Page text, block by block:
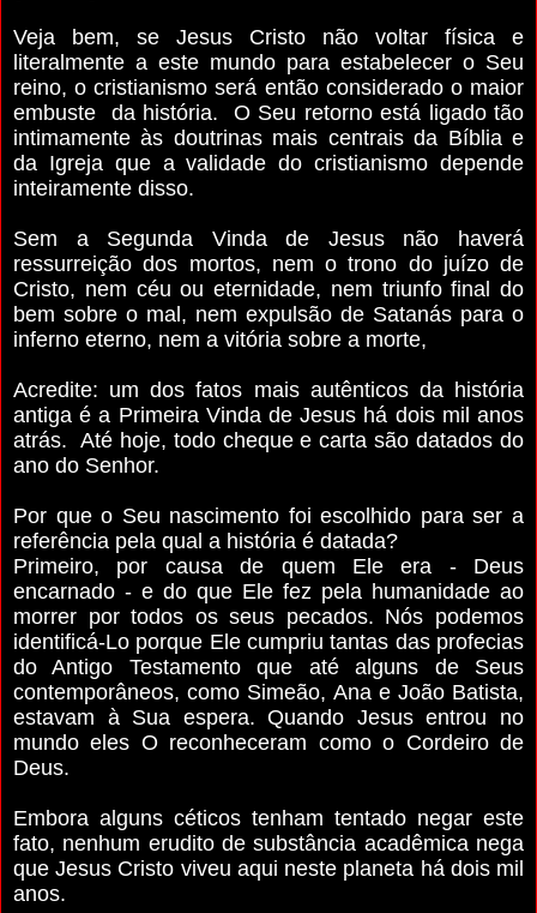
Veja bem, se Jesus Cristo não voltar física e
literalmente a este mundo para estabelecer o Seu
reino, o cristianismo será então considerado o maior
embuste da história. O Seu retorno está ligado tão
intimamente às doutrinas mais centrais da Bíblia e
da Igreja que a validade do cristianismo depende
inteiramente disso.
Sem a Segunda Vinda de Jesus não haverá
ressurreição dos mortos, nem o trono do juízo de
Cristo, nem céu ou eternidade, nem triunfo final do
bem sobre o mal, nem expulsão de Satanás para o
inferno eterno, nem a vitória sobre a morte,
Acredite: um dos fatos mais autênticos da história
antiga é a Primeira Vinda de Jesus há dois mil anos
atrás. Até hoje, todo cheque e carta são datados do
ano do Senhor.
Por que o Seu nascimento foi escolhido para ser a
referência pela qual a história é datada?
Primeiro, por causa de quem Ele era - Deus
encarnado - e do que Ele fez pela humanidade ao
morrer por todos os seus pecados. Nós podemos
identificá-Lo porque Ele cumpriu tantas das profecias
do Antigo Testamento que até alguns de Seus
contemporâneos, como Simeão, Ana e João Batista,
estavam à Sua espera. Quando Jesus entrou no
mundo eles O reconheceram como o Cordeiro de
Deus.
Embora alguns céticos tenham tentado negar este
fato, nenhum erudito de substância acadêmica nega
que Jesus Cristo viveu aqui neste planeta há dois mil
anos.